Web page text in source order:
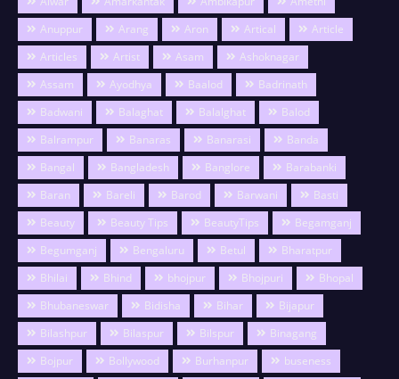
Anuppur
Arang Aron Artical
Article
Articles
Artist Asam
Ashoknagar
Assam
Ayodhya Baalod
Badrinath
Badwani
Balaghat Balalghat
Balod
Balrampur
Banaras Banarasi
Banda
Bangal
Bangladesh Banglore
Barabanki
Baran
Bareli Barod Barwani
Basti
Beauty
Beauty Tips BeautyTips
Begamganj
Begumganj
Bengaluru Betul
Bharatpur
Bhilai
Bhind bhojpur Bhojpuri
Bhopal
Bhubaneswar
Bidisha Bihar
Bijapur
Bilashpur
Bilaspur Bilspur
Binagang
Bojpur
Bollywood Burhanpur
buseness